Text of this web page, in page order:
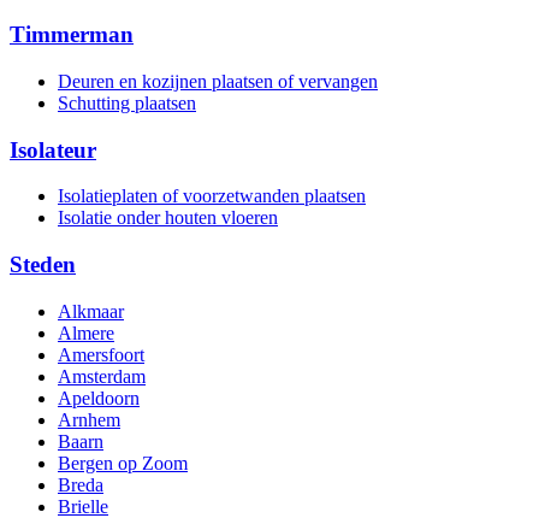
Timmerman
Deuren en kozijnen plaatsen of vervangen
Schutting plaatsen
Isolateur
Isolatieplaten of voorzetwanden plaatsen
Isolatie onder houten vloeren
Steden
Alkmaar
Almere
Amersfoort
Amsterdam
Apeldoorn
Arnhem
Baarn
Bergen op Zoom
Breda
Brielle